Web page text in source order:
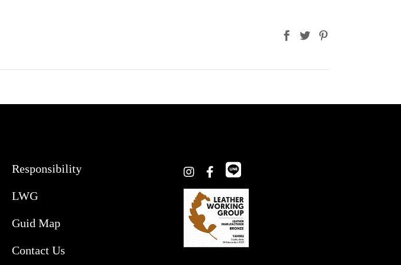
Responsibility
LWG
Guid Map
Contact Us